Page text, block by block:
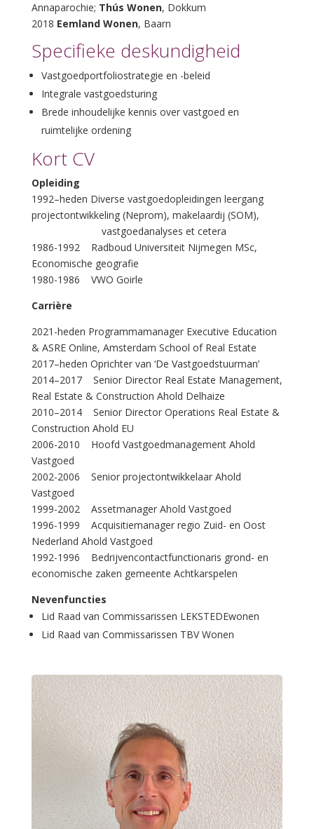
Annaparochie; Thús Wonen, Dokkum
2018 Eemland Wonen, Baarn
Specifieke deskundigheid
Vastgoedportfoliostrategie en -beleid
Integrale vastgoedsturing
Brede inhoudelijke kennis over vastgoed en
ruimtelijke ordening
Kort CV
Opleiding
1992–heden Diverse vastgoedopleidingen leergang
projectontwikkeling (Neprom), makelaardij (SOM),
vastgoedanalyses et cetera
1986-1992 Radboud Universiteit Nijmegen MSc,
Economische geografie
1980-1986 VWO Goirle
Carrière
2021-heden Programmamanager Executive Education
& ASRE Online, Amsterdam School of Real Estate
2017–heden Oprichter van ‘De Vastgoedstuurman’
2014–2017 Senior Director Real Estate Management,
Real Estate & Construction Ahold Delhaize
2010–2014 Senior Director Operations Real Estate &
Construction Ahold EU
2006-2010 Hoofd Vastgoedmanagement Ahold
Vastgoed
2002-2006 Senior projectontwikkelaar Ahold
Vastgoed
1999-2002 Assetmanager Ahold Vastgoed
1996-1999 Acquisitiemanager regio Zuid- en Oost
Nederland Ahold Vastgoed
1992-1996 Bedrijvencontactfunctionaris grond- en
economische zaken gemeente Achtkarspelen
Nevenfuncties
Lid Raad van Commissarissen LEKSTEDEwonen
Lid Raad van Commissarissen TBV Wonen